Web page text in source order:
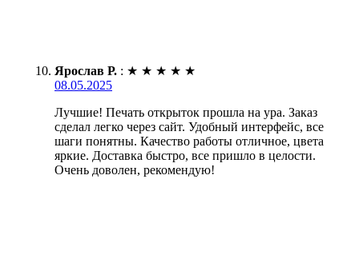
Ярослав Р. : ★ ★ ★ ★ ★
08.05.2025
Лучшие! Печать открыток прошла на ура. Заказ
сделал легко через сайт. Удобный интерфейс, все
шаги понятны. Качество работы отличное, цвета
яркие. Доставка быстро, все пришло в целости.
Очень доволен, рекомендую!